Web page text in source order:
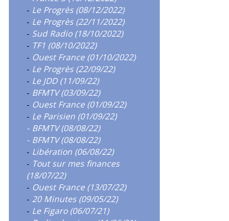
- Le Progrès (08/12/2022)
- Le Progrès (22/11/2022)
- Sud Radio (18/10/2022)
- TF1 (08/10/2022)
- Ouest France (01/10/2022)
- Le Progrès (22/09/22)
- Le JDD (11/09/22)
- BFMTV (03/09/22)
- Ouest France (01/09/22)
- Le Parisien (01/09/22)
- BFMTV (08/08/22)
- BFMTV (08/08/22)
- Libération (06/08/22)
- Tout sur mes finances
(18/07/22)
- Ouest France (13/07/22)
- 20 Minutes (09/05/22)
- Le Figaro (06/07/21)